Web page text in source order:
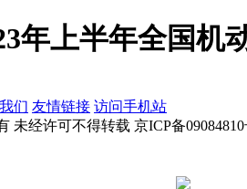
年上半年全国机
们 友情链接 访问手机站
未经许可不得转载 京ICP备09084810